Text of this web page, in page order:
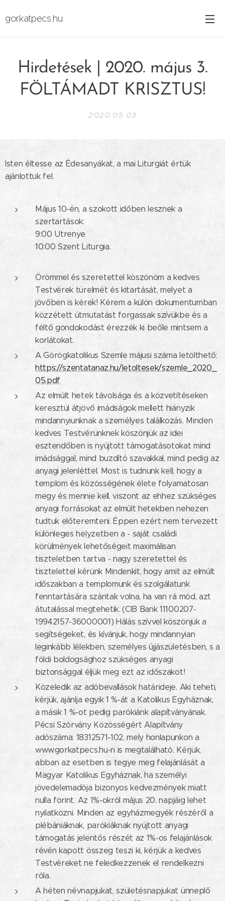
gorkatpecs.hu
Hirdetések | 2020. május 3.
FÖLTÁMADT KRISZTUS!
2020.05.03
Isten éltesse az Édesanyákat, a mai Liturgiát értük
ajánlottuk fel.
Május 10-én, a szokott időben lesznek a
szertartások:
9:00 Utrenye
10:00 Szent Liturgia.
Örömmel és szeretettel köszönöm a kedves
Testvérek türelmét és kitartását, melyet a
jövőben is kérek! Kérem a külön dokumentumban
közzétett útmutatást forgassak szívükbe és a
féltő gondokodást érezzék ki beőle mintsem a
korlátokat.
A Görögkatolikus Szemle májusi száma letölthető:
https://szentatanaz.hu/letoltesek/szemle_2020_
05.pdf
Az elmúlt hetek távolsága és a közvetítéseken
keresztül átjövő imádságok mellett hiányzik
mindannyiunknak a személyes találkozás. Minden
kedves Testvérünknek köszönjük az idei
esztendőben is nyújtott támogatásotokat mind
imádsággal, mind buzdító szavakkal, mind pedig az
anyagi jelenléttel. Most is tudnunk kell, hogy a
templom és közösségének élete folyamatosan
megy és mennie kell, viszont az ehhez szükséges
anyagi forrásokat az elmúlt hetekben nehezen
tudtuk előteremteni. Éppen ezért nem tervezett
különleges helyzetben a - saját családi
körülmények lehetőségeit maximálisan
tiszteletben tartva - nagy szeretettel és
tisztelettel kérünk Mindenkit, hogy amit az elmúlt
időszakban a templomunk és szolgálatunk
fenntartására szántak volna, ha van rá mód, azt
átutalással megtehetik. (CIB Bank 11100207-
19942157-36000001) Hálás szívvel köszönjük a
segítségeket, és kívánjuk, hogy mindannyian
leginkább lélekben, személyes újjászületésben, s a
földi boldogsághoz szükséges anyagi
biztonsággal éljük meg ezt az időszakot!
Közeledik az adóbevallások határideje. Aki teheti,
kérjük, ajánlja egyik 1 %-át a Katolikus Egyháznak,
a másik 1 %-ot pedig parókiánk alapítványának.
Pécsi Szórvány Közösségért Alapítvány
adószáma: 18312571-102, mely honlapunkon a
www.gorkatpecs.hu-n is megtalálható. Kérjük,
abban az esetben is tegye meg felajánlását a
Magyar Katolikus Egyháznak, ha személyi
jövedelemadója bizonyos kedvezmények miatt
nulla forint. Az 1%-okról május 20. napjáig lehet
nyilatkozni. Minden az egyházmegyék részéről a
plébániáknak, parókiáknak nyújtott anyagi
támogatás jelentős részét az 1%-os felajánlások
révén kapott összeg teszi ki, kérjük a kedves
Testvéreket ne feledkezzenek el rendelkezni
róla.
A héten névnapjukat, születésnapjukat ünneplő